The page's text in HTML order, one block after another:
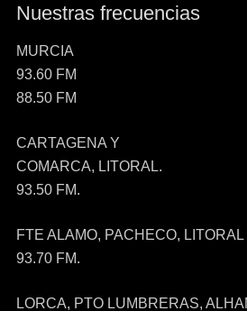
Nuestras frecuencias
MURCIA
93.60 FM
88.50 FM
CARTAGENA Y
COMARCA, LITORAL.
93.50 FM.
FTE ALAMO, PACHECO, LITORAL
93.70 FM.
LORCA, PTO LUMBRERAS,